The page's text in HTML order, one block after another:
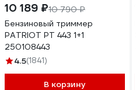
10 189 ₽10 790 ₽
Бензиновый триммер
PATRIOT PT 443 1+1
250108443
4.5(1841)
В корзину